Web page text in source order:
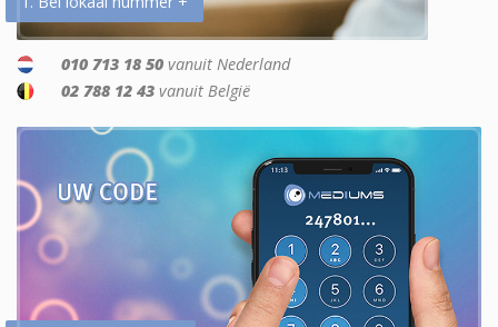
010 713 18 50 vanuit Nederland
02 788 12 43 vanuit België